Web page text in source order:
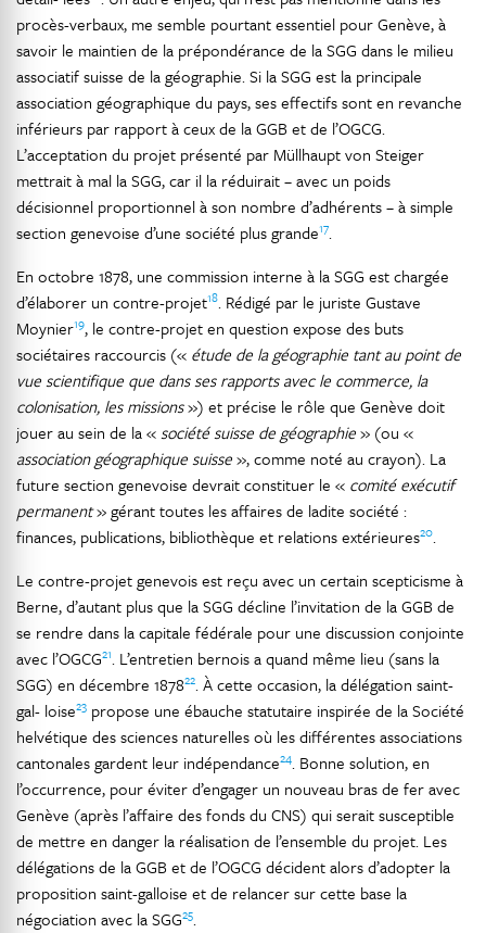
procès-verbaux, me semble pourtant essentiel pour Genève, à
savoir le maintien de la prépondérance de la SGG dans le milieu
associatif suisse de la géographie. Si la SGG est la principale
association géographique du pays, ses effectifs sont en revanche
inférieurs par rapport à ceux de la GGB et de l’OGCG.
L’acceptation du projet présenté par Müllhaupt von Steiger
mettrait à mal la SGG, car il la réduirait – avec un poids
décisionnel proportionnel à son nombre d’adhérents – à simple
section genevoise d’une société plus grande17.
En octobre 1878, une commission interne à la SGG est chargée
d’élaborer un contre-projet18. Rédigé par le juriste Gustave
Moynier19, le contre-projet en question expose des buts
sociétaires raccourcis (« étude de la géographie tant au point de
vue scientifique que dans ses rapports avec le commerce, la
colonisation, les missions») et précise le rôle que Genève doit
jouer au sein de la «société suisse de géographie» (ou «
association géographique suisse», comme noté au crayon). La
future section genevoise devrait constituer le « comité exécutif
permanent» gérant toutes les affaires de ladite société :
finances, publications, bibliothèque et relations extérieures20.
Le contre-projet genevois est reçu avec un certain scepticisme à
Berne, d’autant plus que la SGG décline l’invitation de la GGB de
se rendre dans la capitale fédérale pour une discussion conjointe
avec l’OGCG21. L’entretien bernois a quand même lieu (sans la
SGG) en décembre 187822. À cette occasion, la délégation saint-
gal- loise23 propose une ébauche statutaire inspirée de la Société
helvétique des sciences naturelles où les différentes associations
cantonales gardent leur indépendance24. Bonne solution, en
l’occurrence, pour éviter d’engager un nouveau bras de fer avec
Genève (après l’affaire des fonds du CNS) qui serait susceptible
de mettre en danger la réalisation de l’ensemble du projet. Les
délégations de la GGB et de l’OGCG décident alors d’adopter la
proposition saint-galloise et de relancer sur cette base la
négociation avec la SGG25.